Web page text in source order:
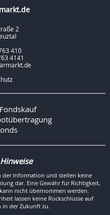
2
410
4141
der Information und stellen keine
dar. Eine Gewähr für Richtigkeit,
nicht übernommen werden.
lassen keine Rückschlüsse auf
in der Zukunft zu.